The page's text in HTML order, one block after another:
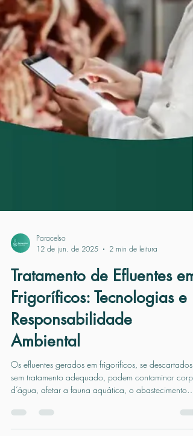
Paracelso
Tratamento de Efluentes em
Responsabilidade